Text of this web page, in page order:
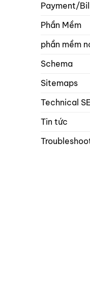
Payment/
Phần Mềm
phần mềm
Schema
Sitemaps
Technical
Tin tức